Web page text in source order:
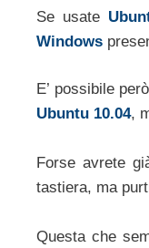
Se usate
Windows
E’ possibile
Ubuntu 10.04,
Forse avrete
tastiera, ma
Questa che